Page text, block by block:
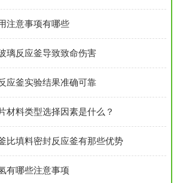
注意事项有哪些
璃反应釜导致致命伤害
应釜实验结果准确可靠
材料类型选择因素是什么？
比填料密封反应釜有那些优势
有哪些注意事项